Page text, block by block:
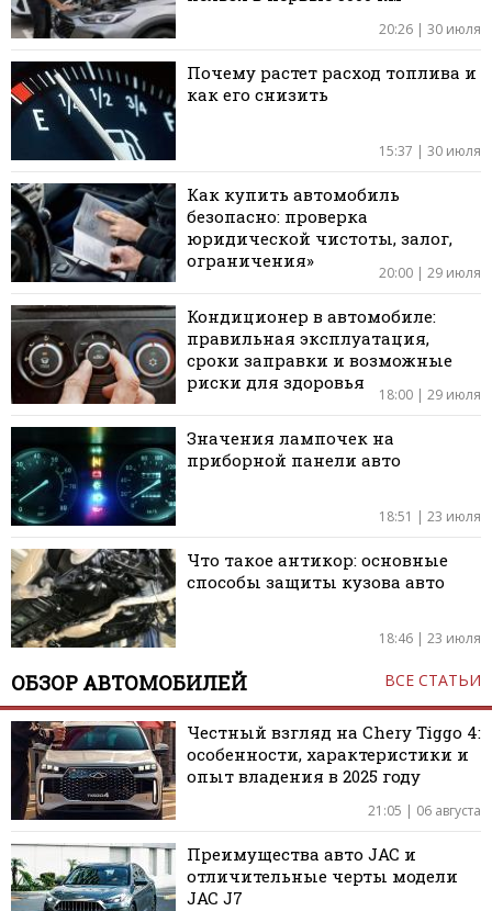
20:26 | 30 июля
Почему растет расход топлива и
как его снизить
15:37 | 30 июля
Как купить автомобиль
безопасно: проверка
юридической чистоты, залог,
ограничения»
20:00 | 29 июля
Кондиционер в автомобиле:
правильная эксплуатация,
сроки заправки и возможные
риски для здоровья
18:00 | 29 июля
Значения лампочек на
приборной панели авто
18:51 | 23 июля
Что такое антикор: основные
способы защиты кузова авто
18:46 | 23 июля
ОБЗОР АВТОМОБИЛЕЙ ВСЕ СТАТЬИ
Честный взгляд на Chery Tiggo 4:
особенности, характеристики и
опыт владения в 2025 году
21:05 | 06 августа
Преимущества авто JAC и
отличительные черты модели
JAC J7